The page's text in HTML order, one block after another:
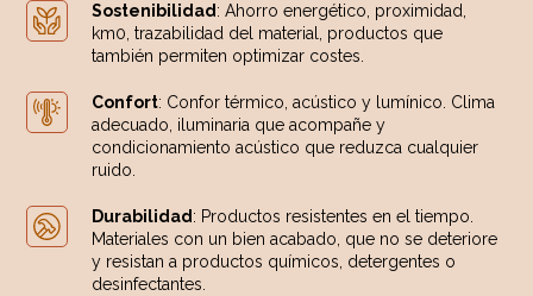
Sostenibilidad : Ahorro energético, proximidad,
km0, trazabilidad del material, productos que
también permiten optimizar costes.
Confort: Confor térmico, acústico y lumínico. Clima
adecuado, iluminaria que acompañe y
condicionamiento acústico que reduzca cualquier
ruido.
Durabilidad : Productos resistentes en el tiempo.
Materiales con un bien acabado, que no se deteriore
y resistan a productos químicos, detergentes o
desinfectantes.